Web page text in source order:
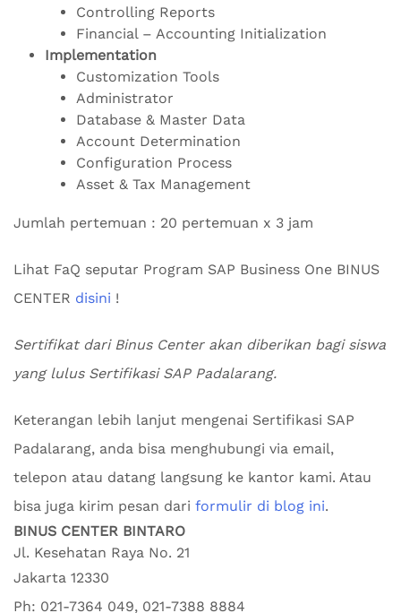
Controlling Reports
Financial – Accounting Initialization
Implementation
Customization Tools
Administrator
Database & Master Data
Account Determination
Configuration Process
Asset & Tax Management
Jumlah pertemuan : 20 pertemuan x 3 jam
Lihat FaQ seputar Program SAP Business One BINUS
CENTER disini !
Sertifikat dari Binus Center akan diberikan bagi siswa
yang lulus Sertifikasi SAP Padalarang.
Keterangan lebih lanjut mengenai Sertifikasi SAP
Padalarang, anda bisa menghubungi via email,
telepon atau datang langsung ke kantor kami. Atau
bisa juga kirim pesan dari formulir di blog ini.
BINUS CENTER BINTARO
Jl. Kesehatan Raya No. 21
Jakarta 12330
Ph: 021-7364 049, 021-7388 8884